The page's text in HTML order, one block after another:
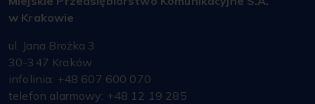
w Krakowie
ul. Jana Brożka 3
30-347 Kraków
infolinia: +48 607 600 070
telefon alarmowy: +48 12 19 285